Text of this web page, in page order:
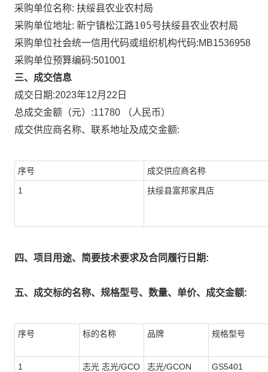
采购单位名称: 扶绥县农业农村局
采购单位地址: 新宁镇松江路105号扶绥县农业农村局
采购单位社会统一信用代码或组织机构代码:MB1536958
采购单位预算编码:501001
三、成交信息
成交日期:2023年12月22日
总成交金额（元）:11780 （人民币）
成交供应商名称、联系地址及成交金额:
序号 成交供应商名称
1 扶绥县富邦家具店
四、项目用途、简要技术要求及合同履行日期:
五、成交标的名称、规格型号、数量、单价、成交金额:
序号 标的名称 品牌 规格型号
1
志光 志光/GCO
志光/GCON GS5401